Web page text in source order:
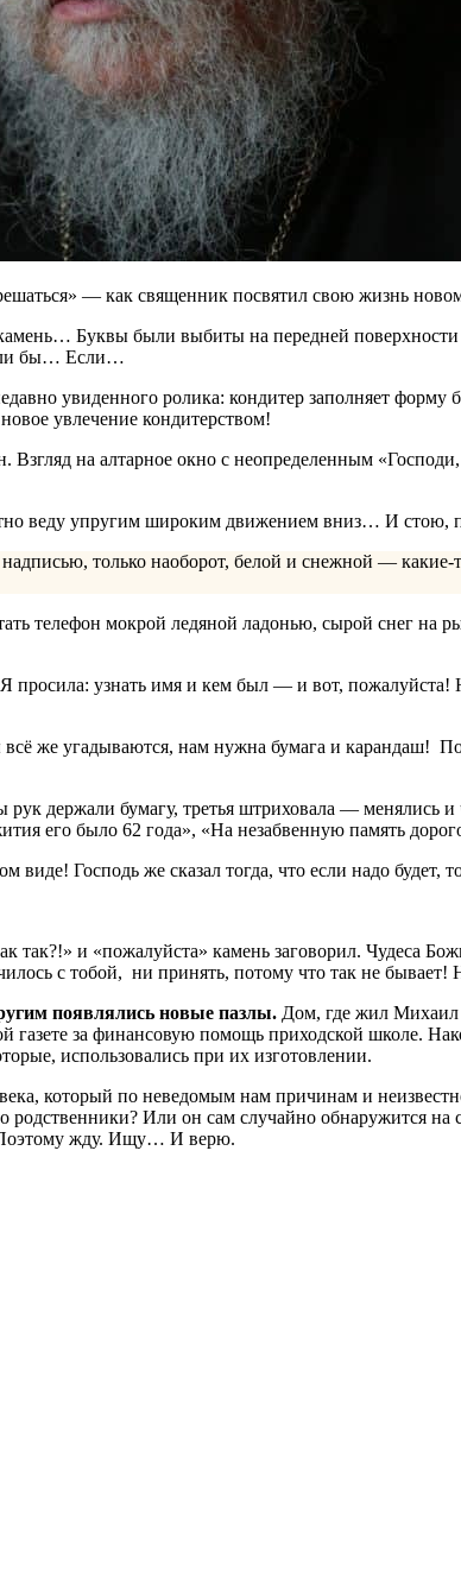
— как священник посвятил свою жизнь
Буквы были выбиты на передней поверхности
бы… Если…
увиденного ролика: кондитер заполняет
увлечение кондитерством!
на алтарное окно с неопределенным
веду упругим широким движением вниз… И стою,
только наоборот, белой и снежной —
телефон мокрой ледяной ладонью, сырой снег на
просила: узнать имя и кем был — и вот,
же угадываются, нам нужна бумага и карандаш!
держали бумагу, третья штриховала — менялись
его было 62 года», «На незабвенную память
Господь же сказал тогда, что если надо будет,
так?!» и «пожалуйста» камень заговорил. Чудеса
с тобой, ни принять, потому что так не бывает!
появлялись новые пазлы. Дом, где жил Михаил
за финансовую помощь приходской школе.
использовались при их изготовлении.
который по неведомым нам причинам и
родственники? Или он сам случайно обнаружится
Поэтому жду. Ищу… И верю.